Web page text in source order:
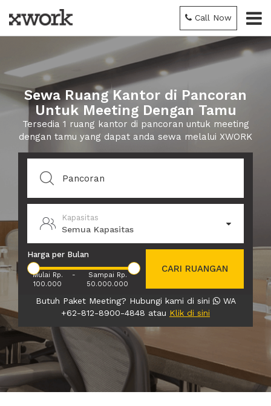
Call Now
Sewa Ruang Kantor di Pancoran
Untuk Meeting Dengan Tamu
Tersedia 1 ruang kantor di pancoran untuk meeting
dengan tamu yang dapat anda sewa melalui XWORK
Kapasitas
Semua Kapasitas
Harga per Bulan
Mulai Rp.
100.000
-
Sampai Rp.
50.000.000
CARI RUANGAN
Butuh Paket Meeting? Hubungi kami di sini
WA
+62-812-8900-4848 atau Klik di sini